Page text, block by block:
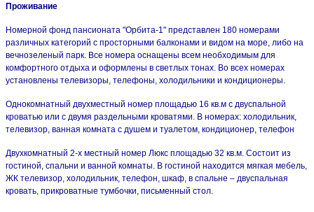
Проживание
Номерной фонд пансионата "Орбита-1" представлен 180 номерами
различных категорий с просторными балконами и видом на море, либо на
вечнозеленый парк. Все номера оснащены всем необходимым для
комфортного отдыха и оформлены в светлых тонах. Во всех номерах
установлены телевизоры, телефоны, холодильники и кондиционеры.
Однокомнатный двухместный номер площадью 16 кв.м с двуспальной
кроватью или с двумя раздельными кроватями. В номерах: холодильник,
телевизор, ванная комната с душем и туалетом, кондиционер, телефон
Двухкомнатный 2-х местный номер Люкс площадью 32 кв.м. Состоит из
гостиной, спальни и ванной комнаты. В гостиной находится мягкая мебель,
ЖК телевизор, холодильник, телефон, шкаф, в спальне – двуспальная
кровать, прикроватные тумбочки, письменный стол.